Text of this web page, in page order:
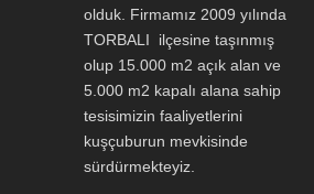
olduk. Firmamız 2009 yılında
TORBALI ilçesine taşınmış
olup 15.000 m2 açık alan ve
5.000 m2 kapalı alana sahip
tesisimizin faaliyetlerini
kuşçuburun mevkisinde
sürdürmekteyiz.